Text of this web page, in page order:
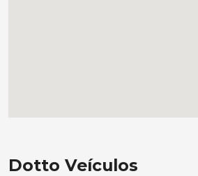
Dotto Veículos